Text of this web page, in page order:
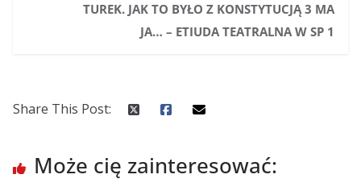
TUREK. JAK TO BYŁO Z KONSTYTUCJĄ 3 MA
JA… – ETIUDA TEATRALNA W SP 1
Share This Post:
Może cię zainteresować: